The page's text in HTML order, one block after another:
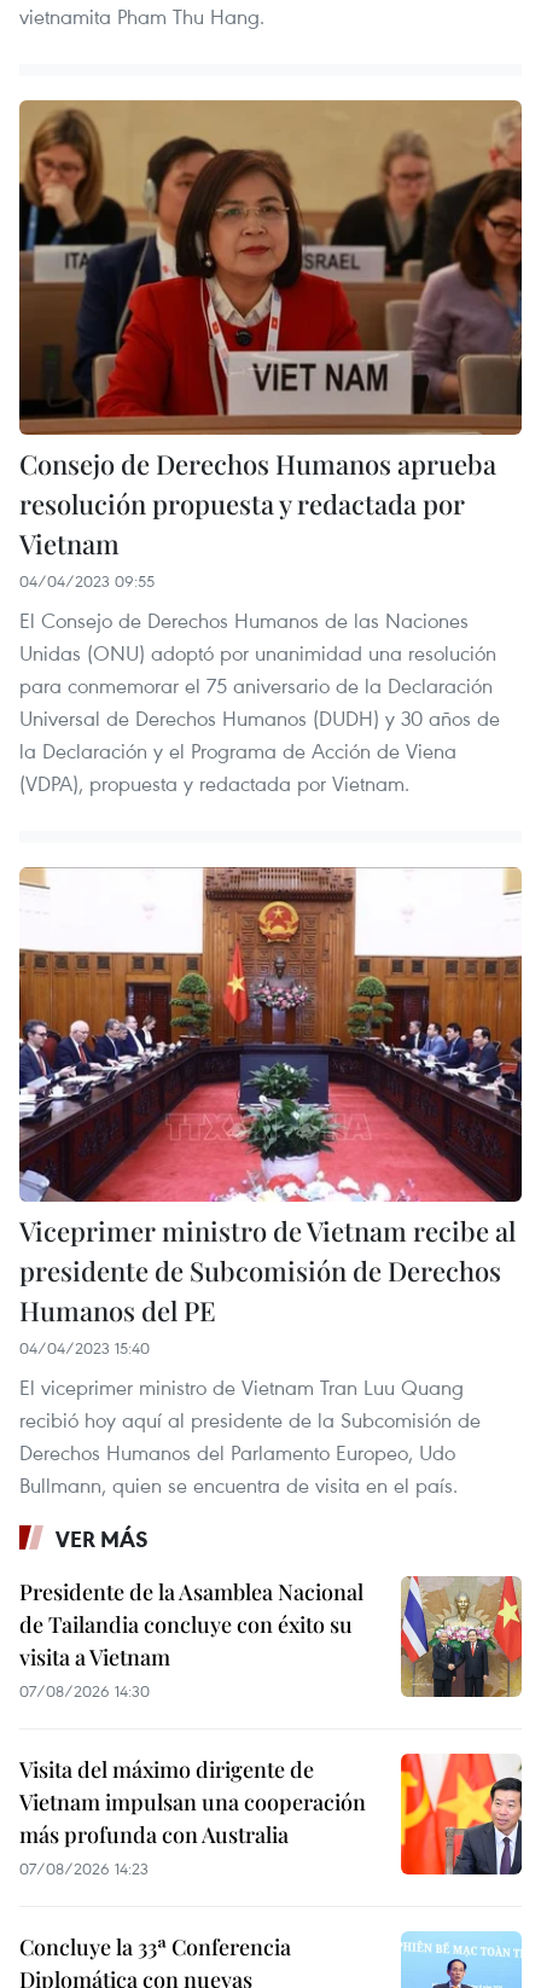
vietnamita Pham Thu Hang.
Consejo de Derechos Humanos aprueba
resolución propuesta y redactada por
Vietnam
04/04/2023 09:55
El Consejo de Derechos Humanos de las Naciones
Unidas (ONU) adoptó por unanimidad una resolución
para conmemorar el 75 aniversario de la Declaración
Universal de Derechos Humanos (DUDH) y 30 años de
la Declaración y el Programa de Acción de Viena
(VDPA), propuesta y redactada por Vietnam.
Viceprimer ministro de Vietnam recibe al
presidente de Subcomisión de Derechos
Humanos del PE
04/04/2023 15:40
El viceprimer ministro de Vietnam Tran Luu Quang
recibió hoy aquí al presidente de la Subcomisión de
Derechos Humanos del Parlamento Europeo, Udo
Bullmann, quien se encuentra de visita en el país.
VER MÁS
Presidente de la Asamblea Nacional
de Tailandia concluye con éxito su
visita a Vietnam
07/08/2026 14:30
Visita del máximo dirigente de
Vietnam impulsan una cooperación
más profunda con Australia
07/08/2026 14:23
Concluye la 33ª Conferencia
Diplomática con nuevas